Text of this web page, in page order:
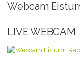
Webcam
LIVE WEBCAM